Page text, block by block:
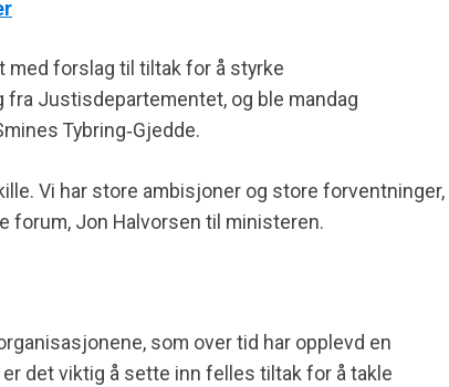
med forslag til tiltak for å styrke
Justisdepartementet, og ble mandag
Tybring‐Gjedde.
Vi har store ambisjoner og store forventninger,
forum, Jon Halvorsen til ministeren.
som over tid har opplevd en
det viktig å sette inn felles tiltak for å takle